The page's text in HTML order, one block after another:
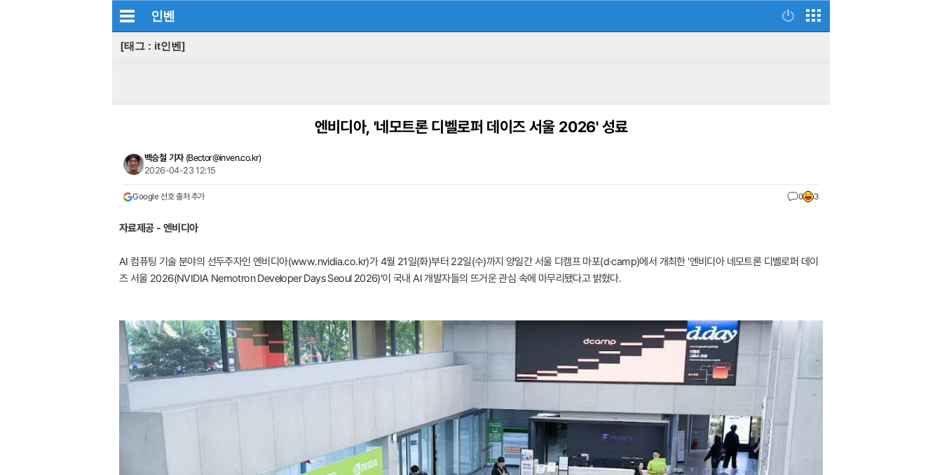
인벤
[태그 : it인벤]
엔비디아, '네모트론 디벨로퍼 데이즈 서울 2026' 성료
백승철 기자 (Bector@inven.co.kr)
2026-04-23 12:15
Google 선호 출처 추가 0 3
자료제공 - 엔비디아
AI 컴퓨팅 기술 분야의 선두주자인 엔비디아(www.nvidia.co.kr)가 4월 21일(화)부터 22일(수)까지 양일간 서울 디캠프 마포(d·camp)에서 개최한 '엔비디아 네모트론 디벨로퍼 데이
즈 서울 2026(NVIDIA Nemotron Developer Days Seoul 2026)'이 국내 AI 개발자들의 뜨거운 관심 속에 마무리됐다고 밝혔다.